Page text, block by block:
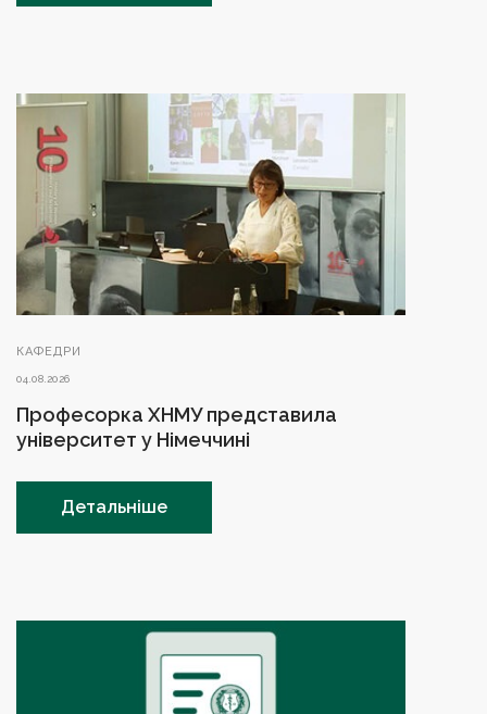
КАФЕДРИ
04.08.2026
Професорка ХНМУ представила
університет у Німеччині
Детальніше